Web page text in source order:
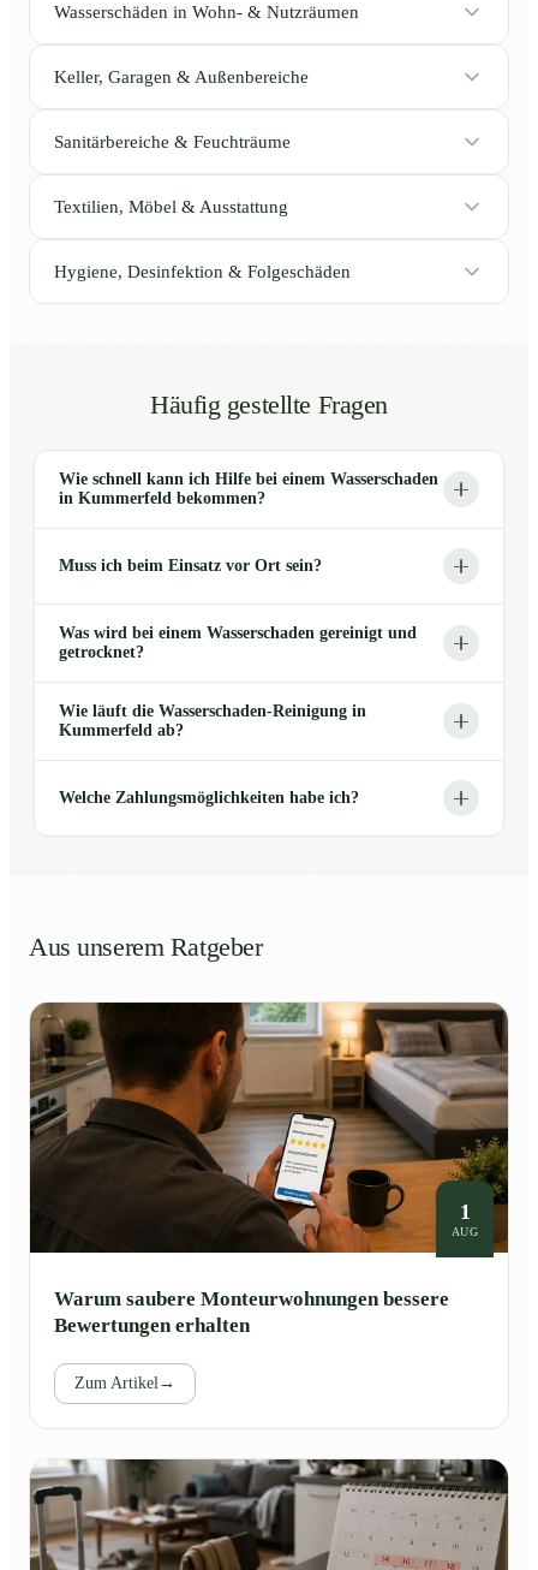
Wasserschäden in Wohn- & Nutzräumen
Keller, Garagen & Außenbereiche
Sanitärbereiche & Feuchträume
Textilien, Möbel & Ausstattung
Hygiene, Desinfektion & Folgeschäden
Häufig gestellte Fragen
Wie schnell kann ich Hilfe bei einem Wasserschaden
in Kummerfeld bekommen?
Muss ich beim Einsatz vor Ort sein?
Was wird bei einem Wasserschaden gereinigt und
getrocknet?
Wie läuft die Wasserschaden-Reinigung in
Kummerfeld ab?
Welche Zahlungsmöglichkeiten habe ich?
Aus unserem Ratgeber
1
AUG
Warum saubere Monteurwohnungen bessere
Bewertungen erhalten
Zum Artikel→